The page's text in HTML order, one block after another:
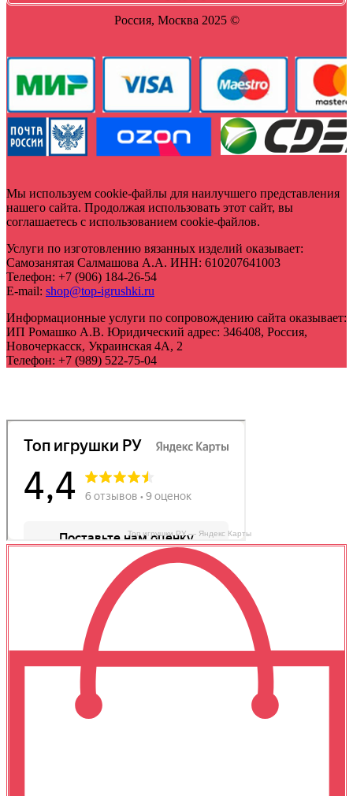
Россия, Москва 2025 ©
Мы используем cookie-файлы для наилучшего представления
нашего сайта. Продолжая использовать этот сайт, вы
соглашаетесь с использованием cookie-файлов.
Услуги по изготовлению вязанных изделий оказывает:
Самозанятая Салмашова А.А. ИНН: 610207641003
Телефон: +7 (906) 184-26-54
E-mail: shop@top-igrushki.ru
Информационные услуги по сопровождению сайта оказывает:
ИП Ромашко А.В. Юридический адрес: 346408, Россия,
Новочеркасск, Украинская 4А, 2
Телефон: +7 (989) 522-75-04
Топ игрушки РУ — Яндекс Карты